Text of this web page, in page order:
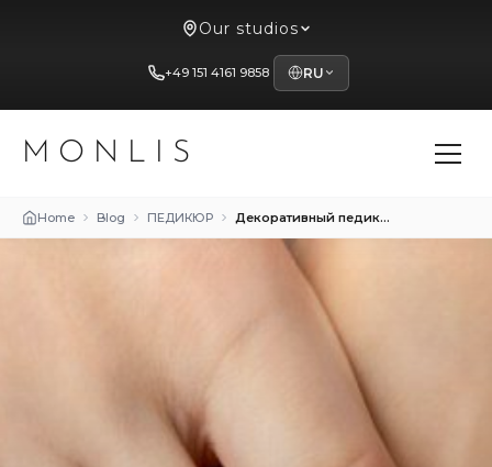
Our studios
+49 151 4161 9858 RU
MONLIS
Home Blog ПЕДИКЮР Декоративный педикюр: искусство на ваших ногах